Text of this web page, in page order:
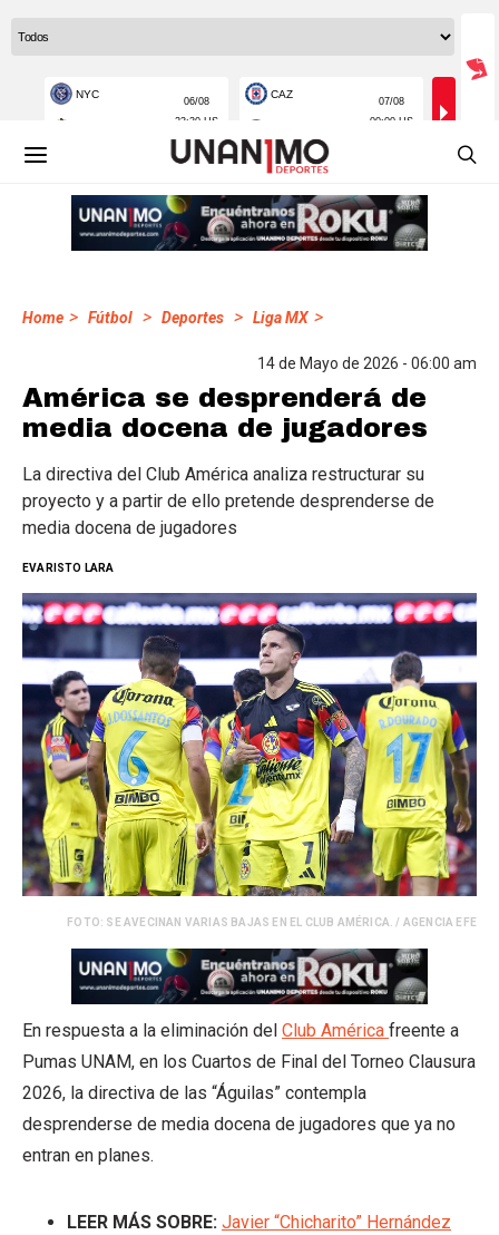
Home > Fútbol > Deportes > Liga MX >
14 de Mayo de 2026 - 06:00 am
América se desprenderá de
media docena de jugadores
La directiva del Club América analiza restructurar su
proyecto y a partir de ello pretende desprenderse de
media docena de jugadores
EVARISTO LARA
FOTO: SE AVECINAN VARIAS BAJAS EN EL CLUB AMÉRICA. / AGENCIA EFE
En respuesta a la eliminación del Club América freente a
Pumas UNAM, en los Cuartos de Final del Torneo Clausura
2026, la directiva de las “Águilas” contempla
desprenderse de media docena de jugadores que ya no
entran en planes.
LEER MÁS SOBRE: Javier “Chicharito” Hernández